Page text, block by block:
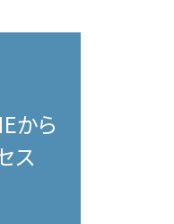
から
ス